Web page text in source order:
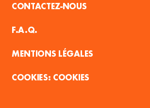
CONTACTEZ-NOUS
F.A.Q.
MENTIONS LÉGALES
COOKIES